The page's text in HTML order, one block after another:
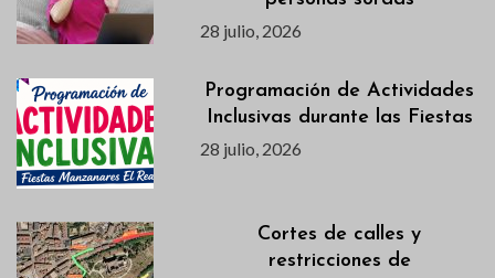
28 julio, 2026
Programación de Actividades
Inclusivas durante las Fiestas
28 julio, 2026
Cortes de calles y
restricciones de